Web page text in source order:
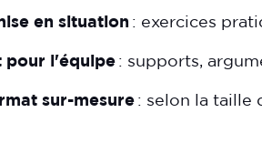
en situation : exercices
pour l'équipe : supports,
sur-mesure : selon la taille